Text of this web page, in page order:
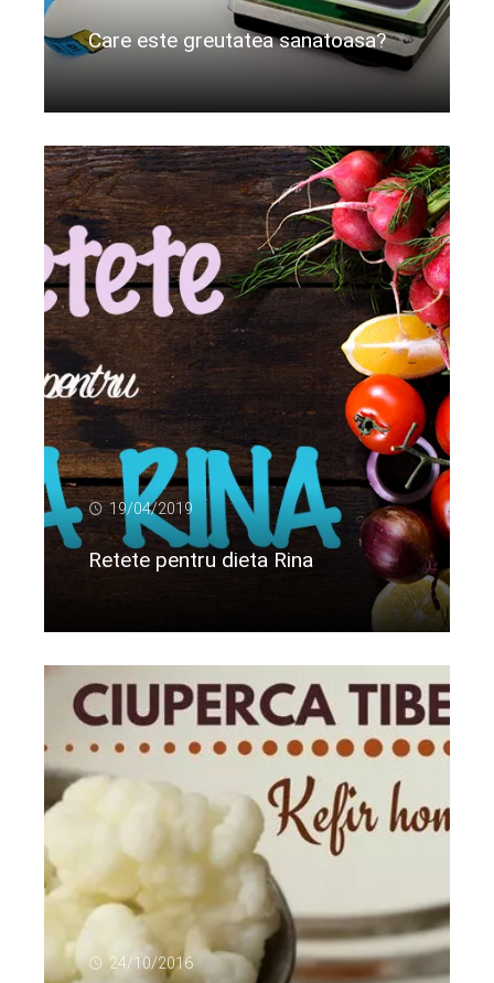
Care este greutatea sanatoasa?
19/04/2019
Retete pentru dieta Rina
24/10/2016